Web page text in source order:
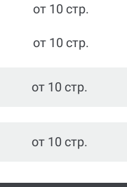
от 10 стр.
от 10 стр.
от 10 стр.
от 10 стр.